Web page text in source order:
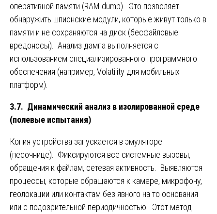
оперативной памяти (RAM dump). Это позволяет
обнаружить шпионские модули, которые живут только в
памяти и не сохраняются на диск (бесфайловые
вредоносы). Анализ дампа выполняется с
использованием специализированного программного
обеспечения (например, Volatility для мобильных
платформ).
3.7. Динамический анализ в изолированной среде
(полевые испытания)
Копия устройства запускается в эмуляторе
(песочнице). Фиксируются все системные вызовы,
обращения к файлам, сетевая активность. Выявляются
процессы, которые обращаются к камере, микрофону,
геолокации или контактам без явного на то основания
или с подозрительной периодичностью. Этот метод